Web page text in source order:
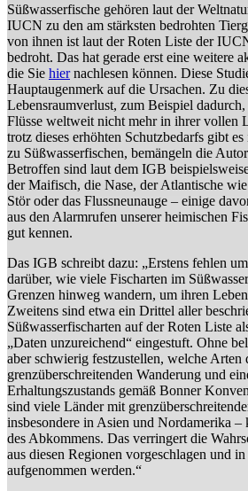
Süßwasserfische gehören laut der
IUCN zu den am stärksten bedrohten
von ihnen ist laut der Roten Liste der
bedroht. Das hat gerade erst eine weitere
die Sie hiernachlesen können. Diese
Hauptaugenmerk auf die Ursachen. Zu
Lebensraumverlust, zum Beispiel
Flüsse weltweit nicht mehr in ihrer vollen
trotz dieses erhöhten Schutzbedarfs gibt
zu Süßwasserfischen, bemängeln die
Betroffen sind laut dem IGB
der Maifisch, die Nase, der Atlantische
Stör oder das Flussneunauge – einige
aus den Alarmrufen unserer heimischen
gut kennen.
Das IGB schreibt dazu: „Erstens fehlen
darüber, wie viele Fischarten im
Grenzen hinweg wandern, um ihren
Zweitens sind etwa ein Drittel aller
Süßwasserfischarten auf der Roten Liste
„Daten unzureichend“ eingestuft. Ohne
aber schwierig festzustellen, welche Arten
grenzüberschreitenden Wanderung und
Erhaltungszustands gemäß Bonner
sind viele Länder mit
insbesondere in Asien und Nordamerika –
des Abkommens. Das verringert die
aus diesen Regionen vorgeschlagen und
aufgenommen werden.“